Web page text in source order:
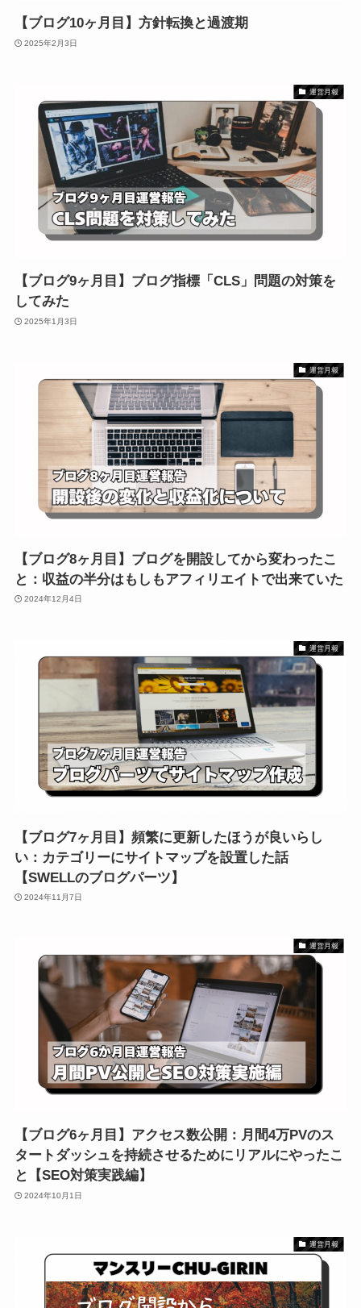
【ブログ10ヶ月目】方針転換と過渡期
2025年2月3日
運営月報
【ブログ9ヶ月目】ブログ指標「CLS」問題の対策を
してみた
2025年1月3日
運営月報
【ブログ8ヶ月目】ブログを開設してから変わったこ
と：収益の半分はもしもアフィリエイトで出来ていた
2024年12月4日
運営月報
【ブログ7ヶ月目】頻繁に更新したほうが良いらし
い：カテゴリーにサイトマップを設置した話
【SWELLのブログパーツ】
2024年11月7日
運営月報
【ブログ6ヶ月目】アクセス数公開：月間4万PVのス
タートダッシュを持続させるためにリアルにやったこ
と【SEO対策実践編】
2024年10月1日
運営月報